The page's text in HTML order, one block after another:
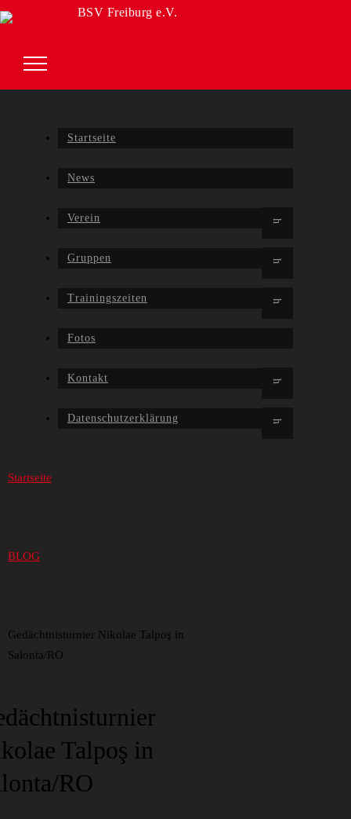
BSV Freiburg e.V.
Startseite
News
Verein
Gruppen
Trainingszeiten
Fotos
Kontakt
Datenschutzerklärung
Startseite
BLOG
Gedächtnisturnier Nikolae Talpoş in
Salonta/RO
Talpoş in
RO